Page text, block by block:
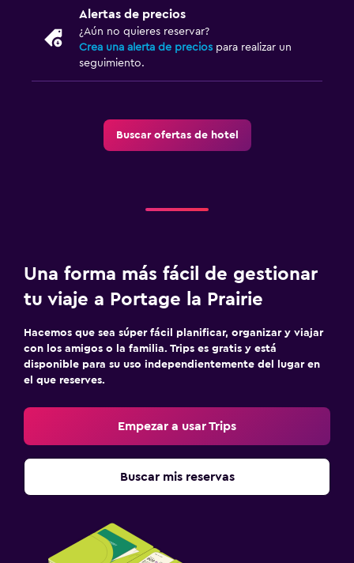
Alertas de precios
¿Aún no quieres reservar?
Crea una alerta de precios para realizar un
seguimiento.
Buscar ofertas de hotel
Una forma más fácil de gestionar
tu viaje a Portage la Prairie
Hacemos que sea súper fácil planificar, organizar y viajar
con los amigos o la familia. Trips es gratis y está
disponible para su uso independientemente del lugar en
el que reserves.
Empezar a usar Trips
Buscar mis reservas